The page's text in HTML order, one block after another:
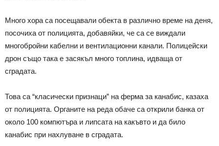
Много хора са посещавали обекта в различно време на деня,
посочиха от полицията, добавяйки, че са се виждали
многобройни кабелни и вентилационни канали. Полицейски
дрон също така е засякъл много топлина, идваща от
сградата.
Това са “класически признаци” на ферма за канабис, казаха
от полицията. Органите на реда обаче са открили банка от
около 100 компютъра и липсата на какъвто и да било
канабис при нахлуване в сградата.